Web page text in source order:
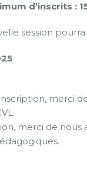
d’inscrits :
session
merci
merci de nous